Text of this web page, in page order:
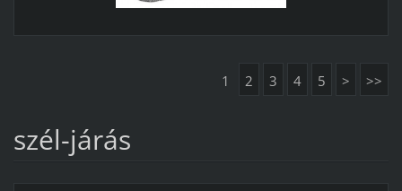
1 2 3 4 5 > >>
szél-járás